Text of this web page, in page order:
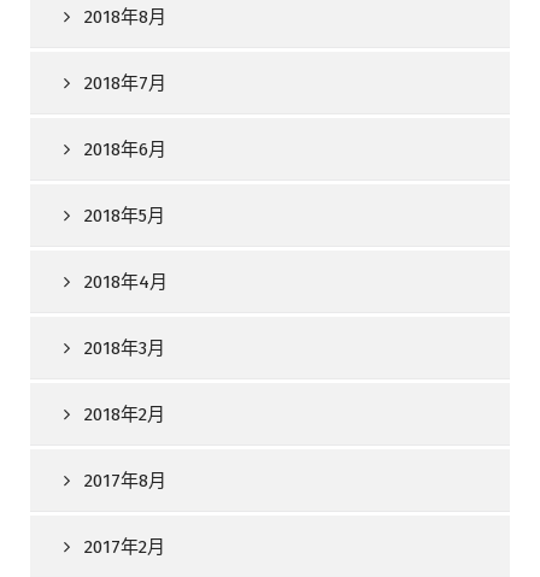
2018年8月
2018年7月
2018年6月
2018年5月
2018年4月
2018年3月
2018年2月
2017年8月
2017年2月